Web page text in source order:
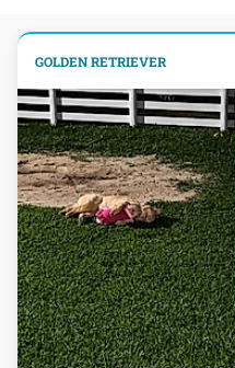
GOLDEN RETRIEVER